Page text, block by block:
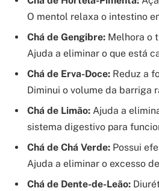
O mentol relaxa o intestino
Chá de Gengibre: Melhora o
Ajuda a eliminar o que está
Chá de Erva-Doce: Reduz a
Diminui o volume da barriga
Chá de Limão: Ajuda a
sistema digestivo para
Chá de Chá Verde: Possui
Ajuda a eliminar o excesso
Chá de Dente-de-Leão: